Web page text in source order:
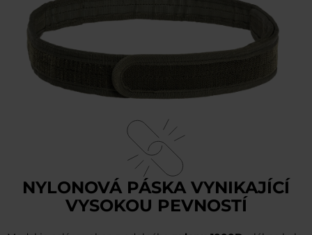
NYLONOVÁ PÁSKA VYNIKAJÍCÍ
VYSOKOU PEVNOSTÍ